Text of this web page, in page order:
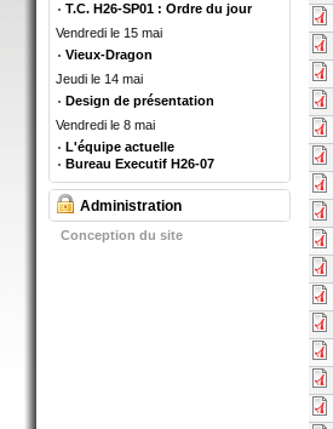
T.C. H26-SP01 : Ordre du jour
Vendredi le 15 mai
Vieux-Dragon
Jeudi le 14 mai
Design de présentation
Vendredi le 8 mai
L'équipe actuelle
Bureau Executif H26-07
Administration
Conception du site